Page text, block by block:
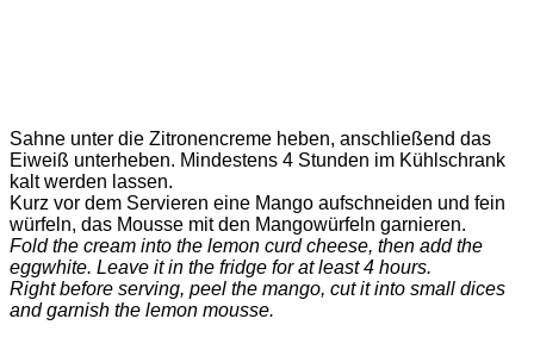
Sahne unter die Zitronencreme heben, anschließend das
Eiweiß unterheben. Mindestens 4 Stunden im Kühlschrank
kalt werden lassen.
Kurz vor dem Servieren eine Mango aufschneiden und fein
würfeln, das Mousse mit den Mangowürfeln garnieren.
Fold the cream into the lemon curd cheese, then add the
eggwhite. Leave it in the fridge for at least 4 hours.
Right before serving, peel the mango, cut it into small dices
and garnish the lemon mousse.